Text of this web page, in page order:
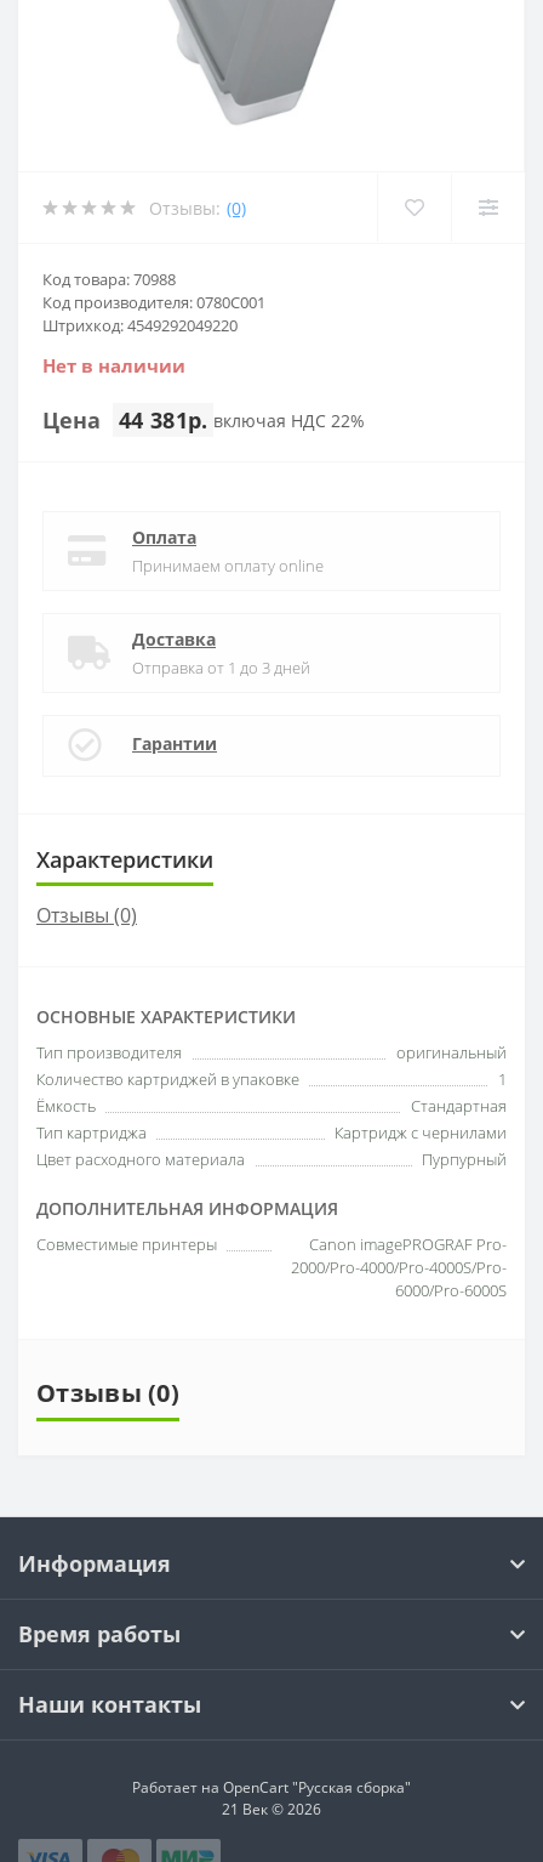
Отзывы: (0)
Код товара: 70988
Код производителя: 0780C001
Штрихкод: 4549292049220
Нет в наличии
Цена 44 381р. включая НДС 22%
Оплата
Принимаем оплату online
Доставка
Отправка от 1 до 3 дней
Гарантии
Характеристики
Отзывы (0)
ОСНОВНЫЕ ХАРАКТЕРИСТИКИ
Тип производителя
оригинальный
Количество картриджей в упаковке
1
Ёмкость
Стандартная
Тип картриджа
Картридж с чернилами
Цвет расходного материала
Пурпурный
ДОПОЛНИТЕЛЬНАЯ ИНФОРМАЦИЯ
Совместимые принтеры
Canon imagePROGRAF Pro-
2000/Pro-4000/Pro-4000S/Pro-
6000/Pro-6000S
Отзывы (0)
Информация
Время работы
Наши контакты
Работает на OpenCart "Русская сборка"
21 Век © 2026